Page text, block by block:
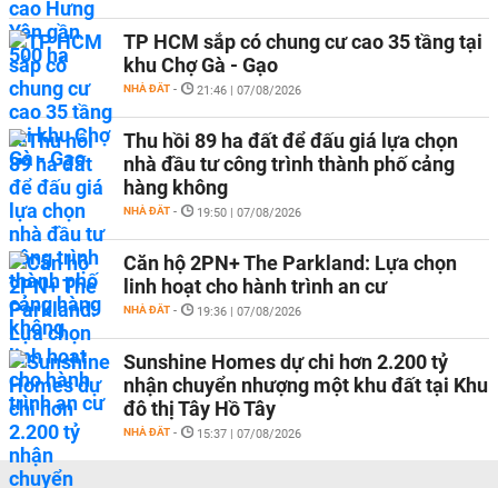
TP HCM sắp có chung cư cao 35 tầng tại
khu Chợ Gà - Gạo
NHÀ ĐẤT - 21:46 | 07/08/2026
Thu hồi 89 ha đất để đấu giá lựa chọn
nhà đầu tư công trình thành phố cảng
hàng không
NHÀ ĐẤT - 19:50 | 07/08/2026
Căn hộ 2PN+ The Parkland: Lựa chọn
linh hoạt cho hành trình an cư
NHÀ ĐẤT - 19:36 | 07/08/2026
Sunshine Homes dự chi hơn 2.200 tỷ
nhận chuyển nhượng một khu đất tại Khu
đô thị Tây Hồ Tây
NHÀ ĐẤT - 15:37 | 07/08/2026